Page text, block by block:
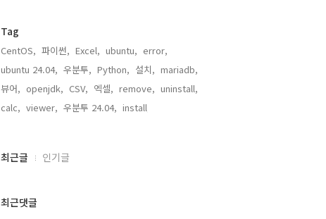
Tag
CentOS, 파이썬, Excel, ubuntu, error,
ubuntu 24.04, 우분투, Python, 설치, mariadb,
뷰어, openjdk, CSV, 엑셀, remove, uninstall,
calc, viewer, 우분투 24.04, install,
최
과
최근글 인기글
최근댓글